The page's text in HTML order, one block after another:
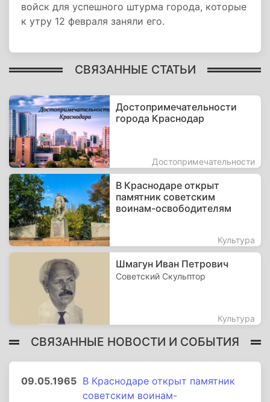
войск для успешного штурма города, которые
к утру 12 февраля заняли его.
СВЯЗАННЫЕ СТАТЬИ
Достопримечательности
города Краснодар
Достопримечательности
В Краснодаре открыт
памятник советским
воинам-освободителям
Культура
Шмагун Иван Петрович
Советский Скульптор
Культура
СВЯЗАННЫЕ НОВОСТИ И СОБЫТИЯ
09.05.1965 В Краснодаре открыт памятник
советским воинам-